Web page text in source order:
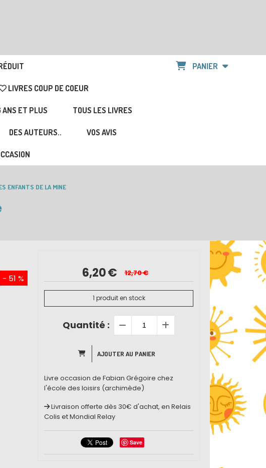
LIVRES COUP DE COEUR
ANS ET PLUS TOUS LES LIVRES
DES AUTEURS.. VOS AVIS
PANIER
ENFANTS DE LA MINE
- 51 % 6,20€ 12,70€
1 produit en stock
Quantité :
AJOUTER AU PANIER
Livre occasion de Fabian Grégoire chez
l'école des loisirs (archimède)
Livraison offerte dès 30€ d'achat, en Relais
Colis et Mondial Relay
Save